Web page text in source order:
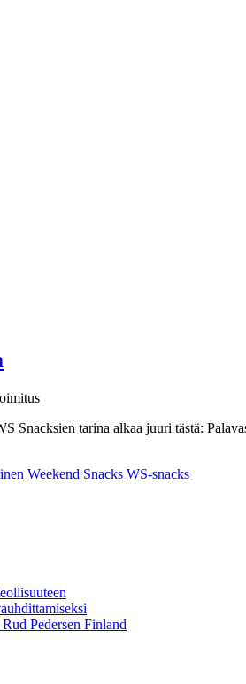
Snacksien tarina alkaa juuri tästä:
Weekend Snacks WS-snacks
Pedersen Finland